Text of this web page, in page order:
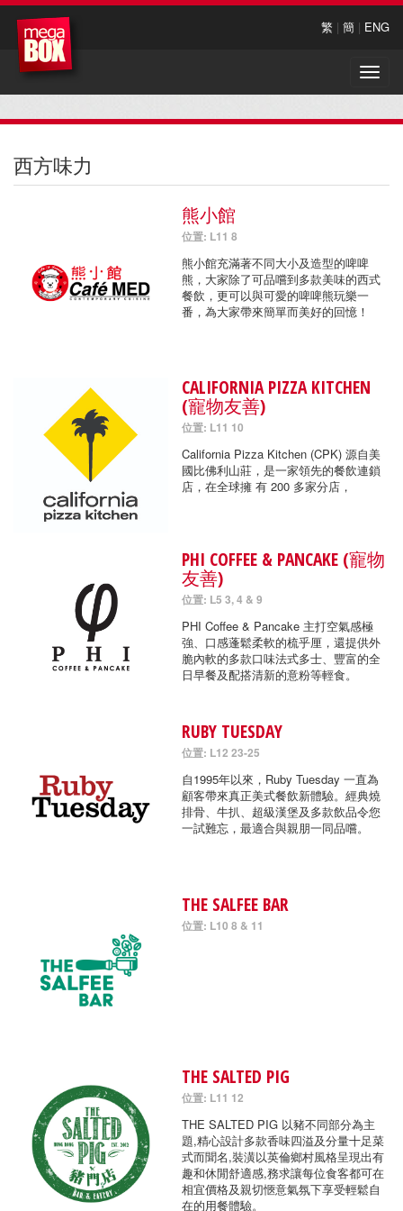
繁 | 簡 | ENG
Toggle
西方味力
熊小館
位置: L11 8
熊小館充滿著不同大小及造型的啤啤
熊，大家除了可品嚐到多款美味的西式
餐飲，更可以與可愛的啤啤熊玩樂一
番，為大家帶來簡單而美好的回憶！
CALIFORNIA PIZZA KITCHEN
(寵物友善)
位置: L11 10
California Pizza Kitchen (CPK) 源自美
國比佛利山莊，是一家領先的餐飲連鎖
店，在全球擁 有 200 多家分店，
PHI COFFEE & PANCAKE (寵物
友善)
位置: L5 3, 4 & 9
PHI Coffee & Pancake 主打空氣感極
強、口感蓬鬆柔軟的梳乎厘，還提供外
脆內軟的多款口味法式多士、豐富的全
日早餐及配搭清新的意粉等輕食。
RUBY TUESDAY
位置: L12 23-25
自1995年以來，Ruby Tuesday 一直為
顧客帶來真正美式餐飲新體驗。經典燒
排骨、牛扒、超級漢堡及多款飲品令您
一試難忘，最適合與親朋一同品嚐。
THE SALFEE BAR
位置: L10 8 & 11
THE SALTED PIG
位置: L11 12
THE SALTED PIG 以豬不同部分為主
題,精心設計多款香味四溢及分量十足菜
式而聞名,裝潢以英倫鄉村風格呈現出有
趣和休閒舒適感,務求讓每位食客都可在
相宜價格及親切愜意氣氛下享受輕鬆自
在的用餐體驗。